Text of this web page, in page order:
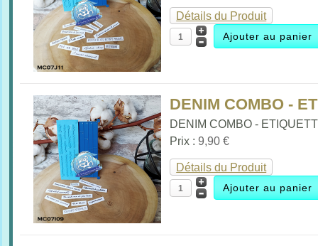
Détails du Produit
DENIM COMBO -
DENIM COMBO -
Prix :9,90 €
Détails du Produit